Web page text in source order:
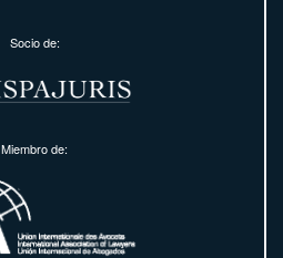
Socio de:
Miembro de: